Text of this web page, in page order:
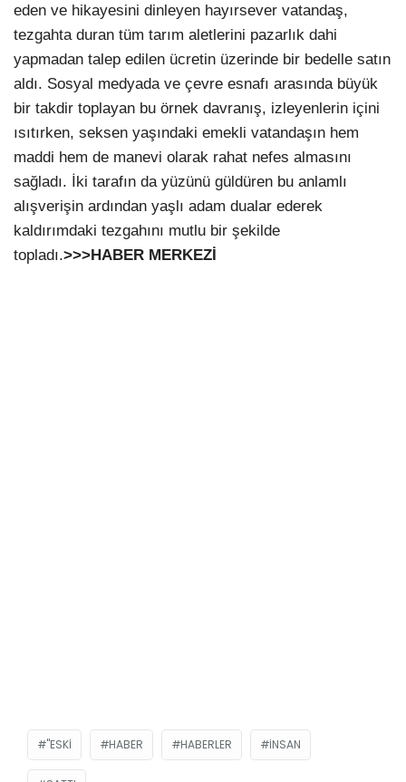
eden ve hikayesini dinleyen hayırsever vatandaş,
tezgahta duran tüm tarım aletlerini pazarlık dahi
yapmadan talep edilen ücretin üzerinde bir bedelle satın
aldı. Sosyal medyada ve çevre esnafı arasında büyük
bir takdir toplayan bu örnek davranış, izleyenlerin içini
ısıtırken, seksen yaşındaki emekli vatandaşın hem
maddi hem de manevi olarak rahat nefes almasını
sağladı. İki tarafın da yüzünü güldüren bu anlamlı
alışverişin ardından yaşlı adam dualar ederek
kaldırımdaki tezgahını mutlu bir şekilde
topladı.>>>HABER MERKEZİ
"ESKI HABER HABERLER INSAN